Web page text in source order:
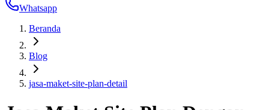
Whatsapp
Beranda
Blog
jasa-maket-site-plan-detail